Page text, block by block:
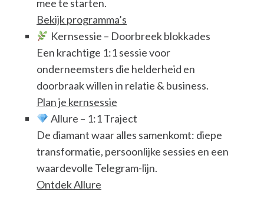
mee te starten.
Bekijk programma’s
Kernsessie – Doorbreek blokkades
Een krachtige 1:1 sessie voor
onderneemsters die helderheid en
doorbraak willen in relatie & business.
Plan je kernsessie
Allure – 1:1 Traject
De diamant waar alles samenkomt: diepe
transformatie, persoonlijke sessies en een
waardevolle Telegram-lijn.
Ontdek Allure